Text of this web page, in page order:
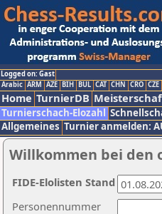
Logged on: Gast
Arabic ARM AZE BIH BUL CAT CHN CRO CZE
Home TurnierDB
Turnierschach-Elozahl
Allgemeines Turnier anmelden:
Willkommen bei den
Personennummer
FIDE-Elolisten Stand